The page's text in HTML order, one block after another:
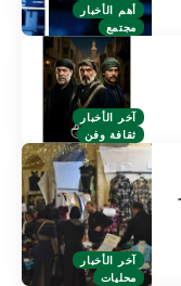
أهم الأخبار
مجتمع
آخر الأخبار
ثقافة وفن
آخر الأخبار
محليات